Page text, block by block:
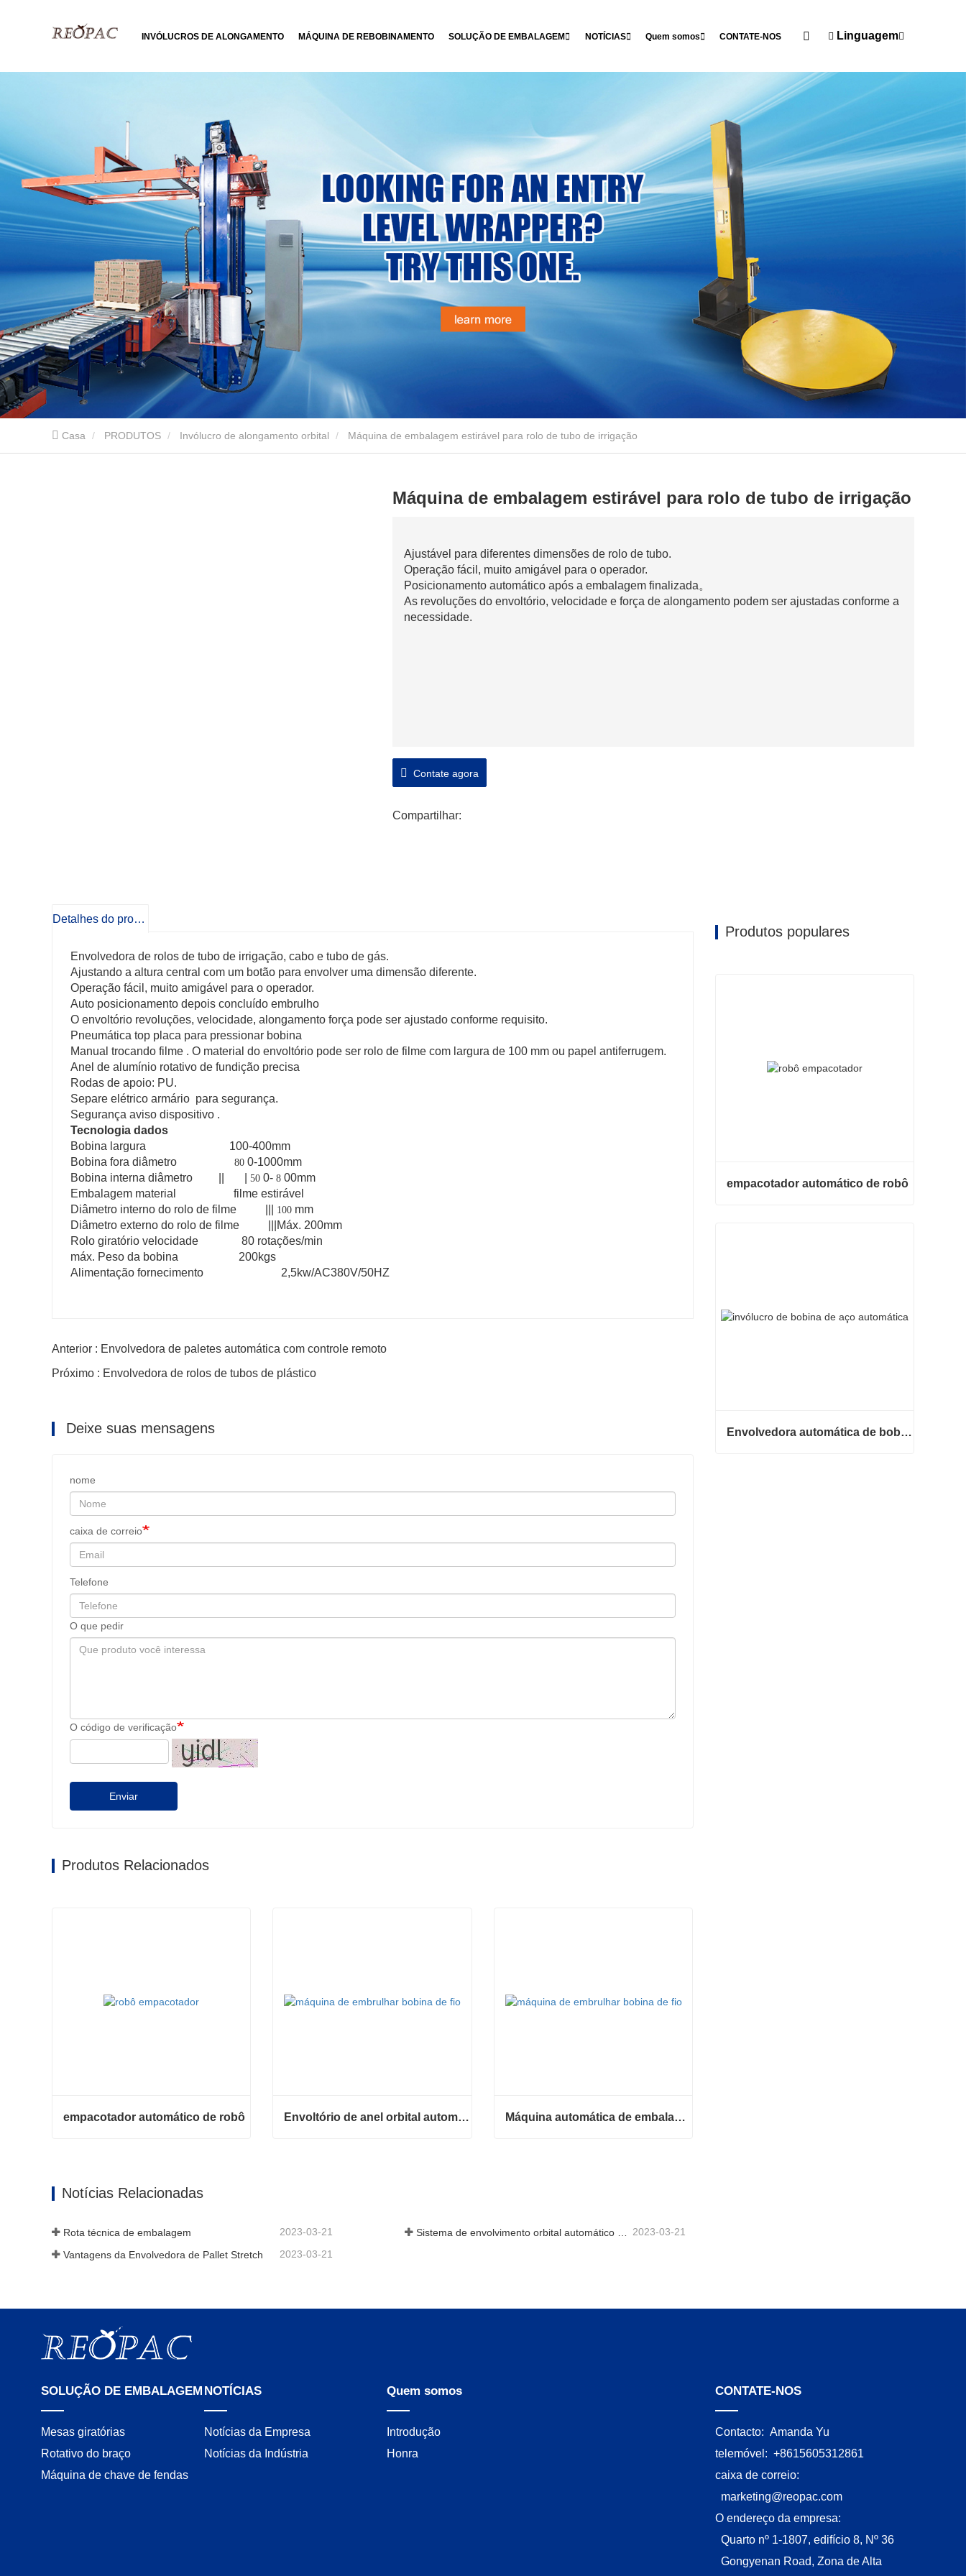
INVÓLUCROS DE ALONGAMENTO MÁQUINA DE REBOBINAMENTO SOLUÇÃO DE EMBALAGEM NOTÍCIAS Quem somos CONTATE-NOS Linguagem
Casa PRODUTOS Invólucro de alongamento orbital Máquina de embalagem estirável para rolo de tubo de irrigação
Máquina de embalagem estirável para rolo de tubo de irrigação
Ajustável para diferentes dimensões de rolo de tubo.
Operação fácil, muito amigável para o operador.
Posicionamento automático após a embalagem finalizada。
As revoluções do envoltório, velocidade e força de alongamento podem ser ajustadas conforme a
necessidade.
Contate agora
Compartilhar:
Detalhes do produto
Envolvedora de rolos de tubo de irrigação, cabo e tubo de gás.
Ajustando a altura central com um botão para envolver uma dimensão diferente.
Operação fácil, muito amigável para o operador.
Auto posicionamento depois concluído embrulho
O envoltório revoluções, velocidade, alongamento força pode ser ajustado conforme requisito.
Pneumática top placa para pressionar bobina
Manual trocando filme . O material do envoltório pode ser rolo de filme com largura de 100 mm ou papel antiferrugem.
Anel de alumínio rotativo de fundição precisa
Rodas de apoio: PU.
Separe elétrico armário para segurança.
Segurança aviso dispositivo .
Tecnologia dados
Bobina largura 100-400mm
Bobina fora diâmetro
80 0-1000mm
Bobina interna diâmetro || |
50 0- 8 00mm
Embalagem material filme estirável
Diâmetro interno do rolo de filme |||
100 mm
Diâmetro externo do rolo de filme |||Máx. 200mm
Rolo giratório velocidade 80 rotações/min
máx. Peso da bobina 200kgs
Alimentação fornecimento 2,5kw/AC380V/50HZ
Anterior : Envolvedora de paletes automática com controle remoto
Próximo : Envolvedora de rolos de tubos de plástico
Deixe suas mensagens
nome
caixa de correio
Telefone
O que pedir
O código de verificação
Enviar
Produtos Relacionados
empacotador automático de robô Envoltório de anel orbital automático para bobina Máquina automática de embalagem de bobina de fio
Notícias Relacionadas
Rota técnica de embalagem 2023-03-21 2023-03-21
Vantagens da Envolvedora de Pallet Stretch 2023-03-21
Produtos populares
empacotador automático de robô
Envolvedora automática de bobinas de aço
SOLUÇÃO DE EMBALAGEM
Mesas giratórias
Rotativo do braço
Máquina de chave de fendas
NOTÍCIAS
Notícias da Empresa
Notícias da Indústria
Quem somos
Introdução
Honra
CONTATE-NOS
Contacto: Amanda Yu
telemóvel: +8615605312861
caixa de correio:
marketing@reopac.com
O endereço da empresa:
Quarto nº 1-1807, edifício 8, Nº 36
Gongyenan Road, Zona de Alta